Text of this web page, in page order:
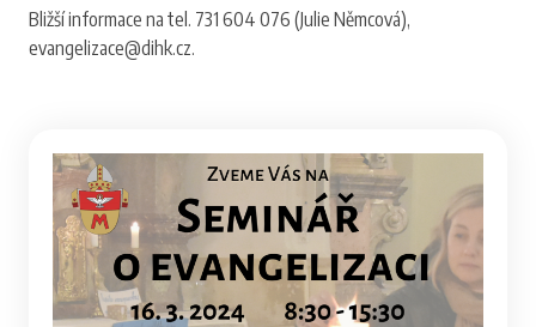
Bližší informace na tel. 731 604 076 (Julie Němcová),
evangelizace@dihk.cz.